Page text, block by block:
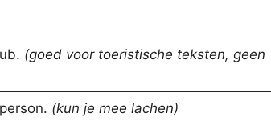
(goed voor toeristische teksten, geen
person. (kun je mee lachen)